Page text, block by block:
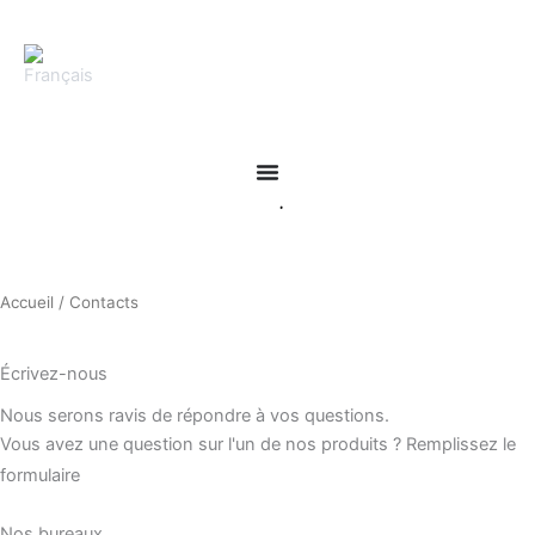
contenu
Accueil / Contacts
Écrivez-nous
Nous serons ravis de répondre à vos questions.
Vous avez une question sur l'un de nos produits ? Remplissez le
formulaire